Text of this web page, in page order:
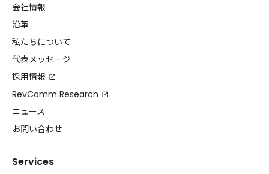
会社情報
沿革
私たちについて
代表メッセージ
採用情報
RevComm Research
ニュース
お問い合わせ
Services